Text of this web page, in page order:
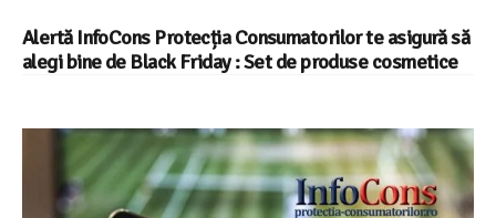
Alertă InfoCons Protecția Consumatorilor te asigură să
alegi bine de Black Friday : Set de produse cosmetice